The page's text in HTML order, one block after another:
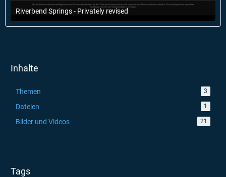
Riverbend Springs - Privately revised
27. November 2024 um 17:36
Inhalte
Themen 3
Dateien 1
Bilder und Videos 21
Tags